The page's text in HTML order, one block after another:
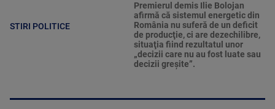
STIRI POLITICE
Premierul demis Ilie Bolojan
afirmă că sistemul energetic din
România nu suferă de un deficit
de producţie, ci are dezechilibre,
situaţia fiind rezultatul unor
„decizii care nu au fost luate sau
decizii greşite”.